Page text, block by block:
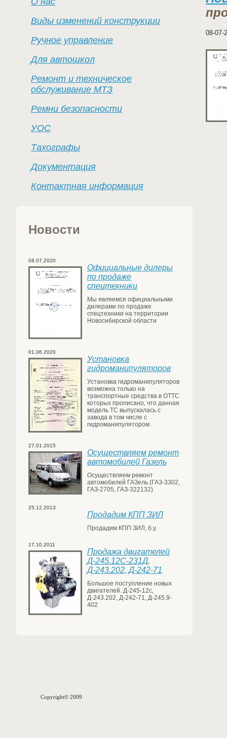
Виды изменений конструкции
Ручное управление
Для автошкол
Ремонт и техническое
обслуживание МТЗ
Ремни безопасности
УОС
Тахографы
Документация
Контактная информация
Новости
08.07.2020
Официальные дилеры
по продаже
спецтехники
Мы являемся официальными
дилерами по продаже
спецтехники на территории
Новосибирской области
01.06.2020
Установка
гидроманипуляторов
Установка гидроманипуляторов
возможна только на
транспортные средства в ОТТС
которых прописано, что данная
модель ТС выпускалась с
завода в том числе с
гидроманипулятором.
27.01.2015
Осуществляем ремонт
автомобилей Газель
Осуществляем ремонт
автомобилей ГАЗель (ГАЗ-3302,
ГАЗ-2705, ГАЗ-322132)
25.12.2013
Продадим КПП ЗИЛ
Продадим КПП ЗИЛ, б.у.
17.10.2011
Продажа двигателей
Д-245.12С-231Д,
Д-243.202, Д-242-71
Большое поступление новых
двигателей. Д-245-12с,
Д-243.202, Д-242-71, Д-245.9-
402
08-07-
Copyright© 2009